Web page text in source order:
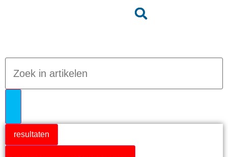
resultaten